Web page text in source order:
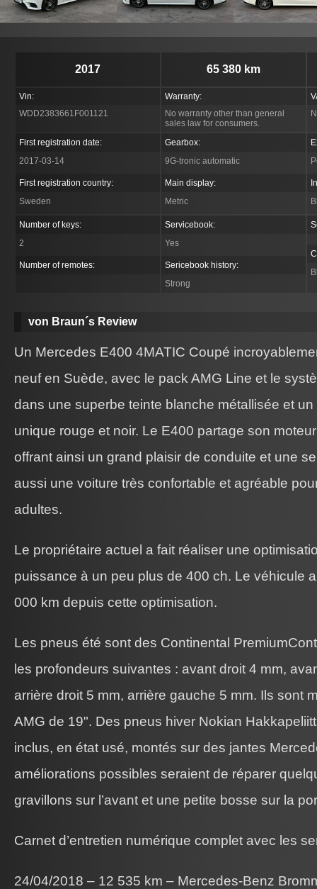
2017 65 380 km
Vin:
WDD2383661F001121
Warranty:
No warranty other than general
sales law for consumers.
First registration date:
2017-03-14
First registration country:
Sweden
Gearbox:
9G-tronic automatic
Main display:
Metric
Number of keys:
2
Number of remotes:
Servicebook:
Yes
Sericebook history:
Strong
von Braun´s Review
Un Mercedes E400 4MATIC Coupé
neuf en Suède, avec le pack AMG Line et le
dans une superbe teinte blanche métallisée et un
unique rouge et noir. Le E400 partage son
offrant ainsi un grand plaisir de conduite et une
aussi une voiture très confortable et agréable
adultes.
Le propriétaire actuel a fait réaliser une
puissance à un peu plus de 400 ch. Le véhicule
000 km depuis cette optimisation.
Les pneus été sont des Continental
les profondeurs suivantes : avant droit 4 mm,
arrière droit 5 mm, arrière gauche 5 mm. Ils sont
AMG de 19". Des pneus hiver Nokian
inclus, en état usé, montés sur des jantes
améliorations possibles seraient de réparer
gravillons sur l’avant et une petite bosse sur la
Carnet d’entretien numérique complet avec les
24/04/2018 – 12 535 km – Mercedes-Benz